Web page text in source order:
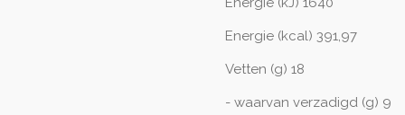
Energie (kcal) 391,97
Vetten (g) 18
- waarvan verzadigd (g) 9